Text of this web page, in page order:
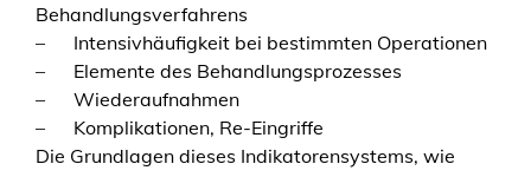
Behandlungsverfahrens
–
Intensivhäufigkeit bei bestimmten Operationen
–
Elemente des Behandlungsprozesses
–
Wiederaufnahmen
–
Komplikationen, Re-Eingriffe
Die Grundlagen dieses Indikatorensystems, wie